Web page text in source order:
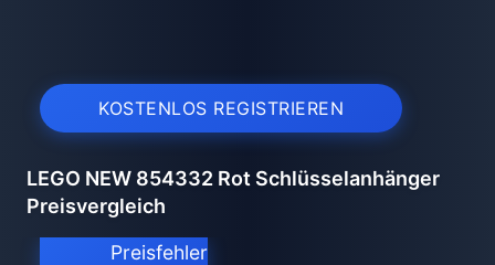
KOSTENLOS REGISTRIEREN
LEGO NEW 854332 Rot Schlüsselanhänger
Preisvergleich
Preisfehler